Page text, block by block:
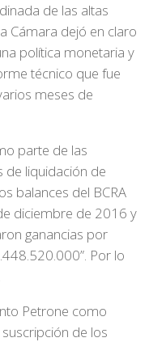
de las altas
Cámara dejó en claro
política monetaria y
técnico que fue
meses de
parte de las
de liquidación de
balances del BCRA
diciembre de 2016 y
ganancias por
Por lo
Petrone como
de los